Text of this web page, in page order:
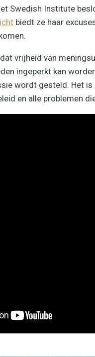
Swedish Institute
biedt ze haar
vrijheid van
ingeperkt kan
wordt gesteld. Het
en alle problemen